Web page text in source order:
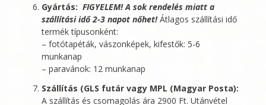
Gyártás: FIGYELEM! A sok rendelés miatt a
szállítási idő 2-3 napot nőhet!Átlagos szállítási idő
termék típusonként:
– fotótapéták, vászonképek, kifestők: 5-6
munkanap
– paravánok: 12 munkanap
Szállítás (GLS futár vagy MPL (Magyar Posta):
A szállítás és csomagolás ára 2900 Ft. Utánvétel